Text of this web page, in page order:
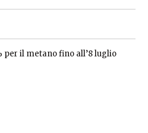
per il metano fino all’8 luglio